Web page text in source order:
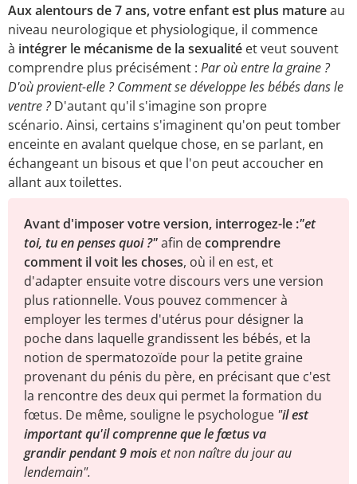
Aux alentours de 7 ans, votre enfant est plus matureau
niveau neurologique et physiologique, il commence
à intégrer le mécanisme de la sexualité et veut souvent
comprendre plus précisément : Par où entre la graine ?
D'où provient-elle ? Comment se développe les bébés dans le
ventre ?D'autant qu'il s'imagine son propre
scénario. Ainsi, certains s'imaginent qu'on peut tomber
enceinte en avalant quelque chose, en se parlant, en
échangeant un bisous et que l'on peut accoucher en
allant aux toilettes.
Avant d'imposer votre version, interrogez-le :"et
toi, tu en penses quoi ?"afin decomprendre
comment il voit les choses, où il en est, et
d'adapter ensuite votre discours vers une version
plus rationnelle. Vous pouvez commencer à
employer les termes d'utérus pour désigner la
poche dans laquelle grandissent les bébés, et la
notion de spermatozoïde pour la petite graine
provenant du pénis du père, en précisant que c'est
la rencontre des deux qui permet la formation du
fœtus. De même, souligne le psychologue "il est
important qu'il comprenne que le fœtus va
grandir pendant 9 moiset non naître du jour au
lendemain".